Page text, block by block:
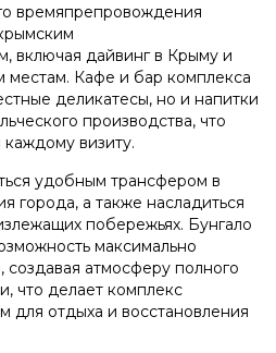
времяпрепровождения
включая дайвинг в Крыму и
местам. Кафе и бар комплекса
деликатесы, но и напитки
производства, что
каждому визиту.
удобным трансфером в
города, а также насладиться
побережьях. Бунгало
максимально
создавая атмосферу полного
что делает комплекс
для отдыха и восстановления